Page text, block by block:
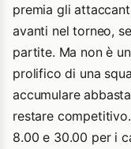
premia gli
avanti nel torneo,
partite. Ma non è
prolifico di una
accumulare
restare
8.00 e 30.00 per i